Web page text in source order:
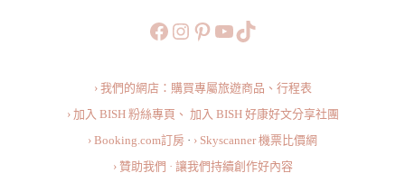
這
規
劃！
How
To
https://www.facebook.com/
https://
https://
旅行美食小短片TikTok
› 我們的網店：購買專屬旅遊商品、行程表
› 加入 BISH 粉絲專頁、 加入 BISH 好康好文分享社團
› Booking.com訂房 · › Skyscanner 機票比價網
› 贊助我們 · 讓我們持續創作好內容